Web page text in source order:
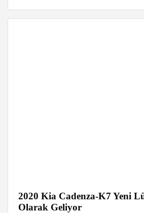
2020 Kia Cadenza-K7 Yeni
Olarak Geliyor